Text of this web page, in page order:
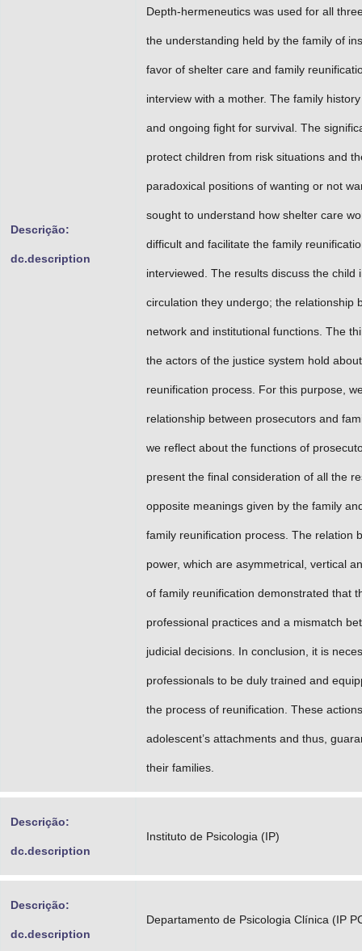
Descrição:
dc.description
Depth-hermeneutics was used for all
the understanding held by the family of
favor of shelter care and family
interview with a mother. The family
and ongoing fight for survival. The
protect children from risk situations and
paradoxical positions of wanting or not
sought to understand how shelter care
difficult and facilitate the family
interviewed. The results discuss the
circulation they undergo; the relationship
network and institutional functions. The
the actors of the justice system hold
reunification process. For this purpose,
relationship between prosecutors and
we reflect about the functions of
present the final consideration of all the
opposite meanings given by the family
family reunification process. The relation
power, which are asymmetrical, vertical
of family reunification demonstrated that
professional practices and a mismatch
judicial decisions. In conclusion, it is
professionals to be duly trained and
the process of reunification. These
adolescent’s attachments and thus,
their families.
Descrição:
dc.description
Instituto de Psicologia (IP)
Descrição:
dc.description
Departamento de Psicologia Clínica (IP